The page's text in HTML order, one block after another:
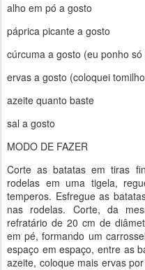
alho em pó a gosto
páprica picante a gosto
cúrcuma a gosto (eu ponho
ervas a gosto (coloquei
azeite quanto baste
sal a gosto
MODO DE FAZER
Corte as batatas em tiras
rodelas em uma tigela,
temperos. Esfregue as
nas rodelas. Corte, da
refratário de 20 cm de
em pé, formando um
espaço em espaço, entre as
azeite, coloque mais ervas